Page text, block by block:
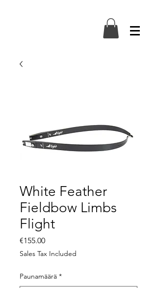
White Feather
Fieldbow Limbs
Flight
€155.00Price
Sales Tax Included
Paunamäärä *